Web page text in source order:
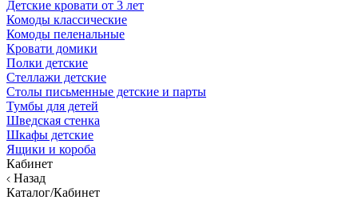
Детские кровати от 3 лет
Комоды классические
Комоды пеленальные
Кровати домики
Полки детские
Стеллажи детские
Столы письменные детские и парты
Тумбы для детей
Шведская стенка
Шкафы детские
Ящики и короба
Кабинет
Назад
Каталог/Кабинет